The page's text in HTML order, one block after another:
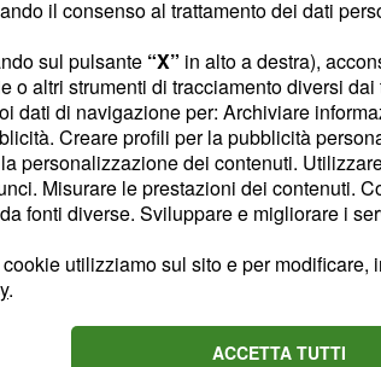
campi coltivati.
Terralba, nella zona di
dopo le 14 di ieri.
dai Carabinieri il
sarebbe uscito dalla
appiccare il
È stato però
il consenso al trattamento dei dati
sul pulsante “X” in alto a destra),
o altri strumenti di tracciamento diversi dai
dati di navigazione per: Archiviare
Creare profili per la pubblicità
personalizzazione dei contenuti.
Misurare le prestazioni dei contenuti.
fonti diverse. Sviluppare e migliorare i
utilizziamo sul sito e per
.
ACCETTA TUTTI